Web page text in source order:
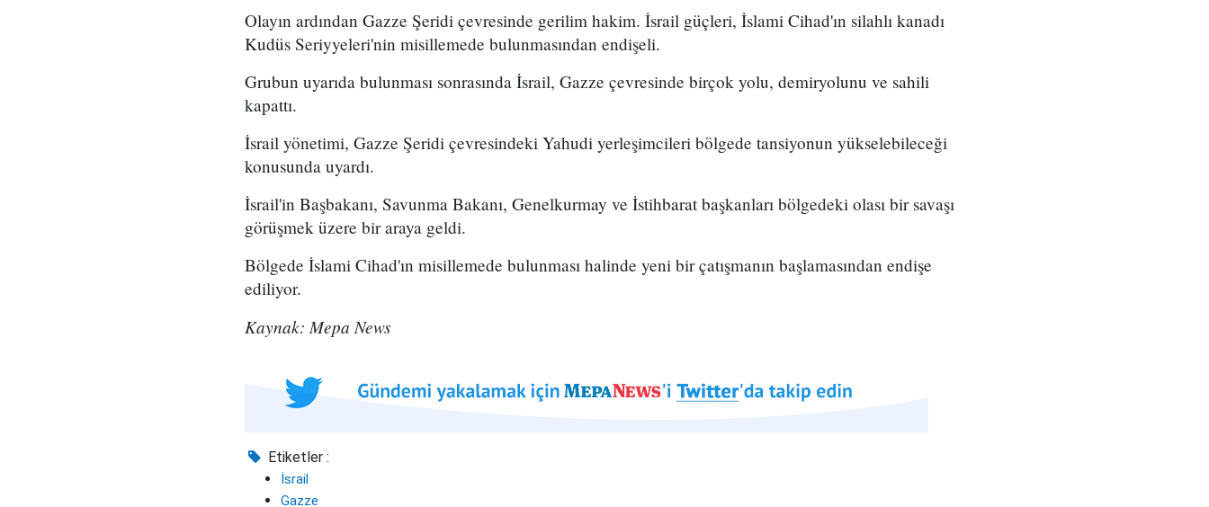
Olayın ardından Gazze Şeridi çevresinde gerilim hakim. İsrail güçleri, İslami Cihad'ın silahlı kanadı
Kudüs Seriyyeleri'nin misillemede bulunmasından endişeli.
Grubun uyarıda bulunması sonrasında İsrail, Gazze çevresinde birçok yolu, demiryolunu ve sahili
kapattı.
İsrail yönetimi, Gazze Şeridi çevresindeki Yahudi yerleşimcileri bölgede tansiyonun yükselebileceği
konusunda uyardı.
İsrail'in Başbakanı, Savunma Bakanı, Genelkurmay ve İstihbarat başkanları bölgedeki olası bir savaşı
görüşmek üzere bir araya geldi.
Bölgede İslami Cihad'ın misillemede bulunması halinde yeni bir çatışmanın başlamasından endişe
ediliyor.
Kaynak: Mepa News
Etiketler :
İsrail
Gazze